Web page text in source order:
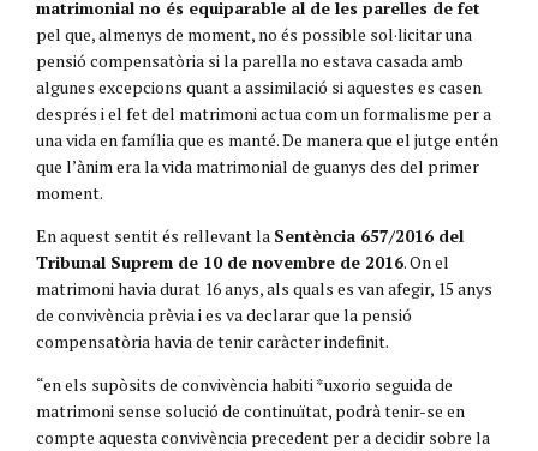
matrimonial no és equiparable al de les parelles de fet
pel que, almenys de moment, no és possible sol·licitar una
pensió compensatòria si la parella no estava casada amb
algunes excepcions quant a assimilació si aquestes es casen
després i el fet del matrimoni actua com un formalisme per a
una vida en família que es manté. De manera que el jutge entén
que l’ànim era la vida matrimonial de guanys des del primer
moment.
En aquest sentit és rellevant la Sentència 657/2016 del
Tribunal Suprem de 10 de novembre de 2016. On el
matrimoni havia durat 16 anys, als quals es van afegir, 15 anys
de convivència prèvia i es va declarar que la pensió
compensatòria havia de tenir caràcter indefinit.
“en els supòsits de convivència habiti *uxorio seguida de
matrimoni sense solució de continuïtat, podrà tenir-se en
compte aquesta convivència precedent per a decidir sobre la